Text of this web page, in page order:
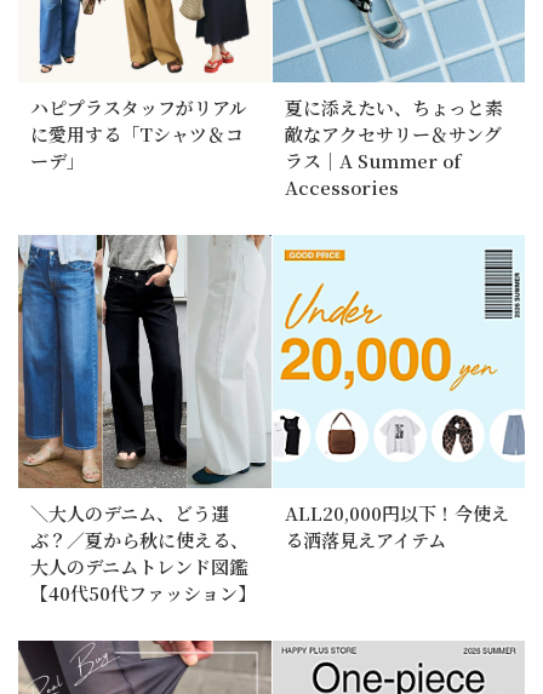
ハピプラスタッフがリアル
に愛用する「Tシャツ＆コ
ーデ」
夏に添えたい、ちょっと素
敵なアクセサリー＆サング
ラス｜A Summer of
Accessories
＼大人のデニム、どう選
ぶ？／夏から秋に使える、
大人のデニムトレンド図鑑
【40代50代ファッション】
ALL20,000円以下！今使え
る洒落見えアイテム